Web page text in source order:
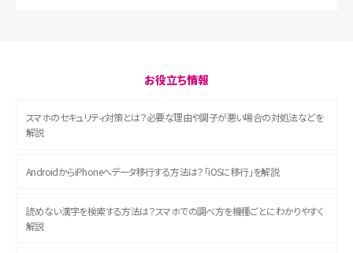
お役立ち情報
スマホのセキュリティ対策とは？必要な理由や調子が悪い場合の対処法などを
解説
AndroidからiPhoneへデータ移行する方法は？「iOSに移行」を解説
読めない漢字を検索する方法は？スマホでの調べ方を機種ごとにわかりやすく
解説